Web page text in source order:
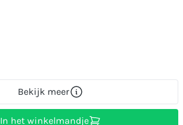
Bekijk meer
In het winkelmandje